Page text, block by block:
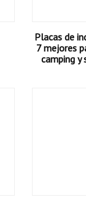
Placas de
7 mejores
camping y